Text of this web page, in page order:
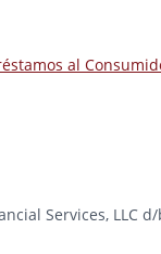
al
Services,